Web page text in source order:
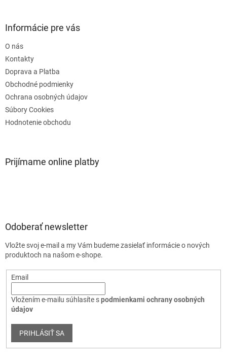
Informácie pre vás
O nás
Kontakty
Doprava a Platba
Obchodné podmienky
Ochrana osobných údajov
Súbory Cookies
Hodnotenie obchodu
Prijímame online platby
Odoberať newsletter
Vložte svoj e-mail a my Vám budeme zasielať informácie o nových
produktoch na našom e-shope.
Email
Vložením e-mailu súhlasíte spodmienkami ochrany osobných
údajov
PRIHLÁSIŤ SA